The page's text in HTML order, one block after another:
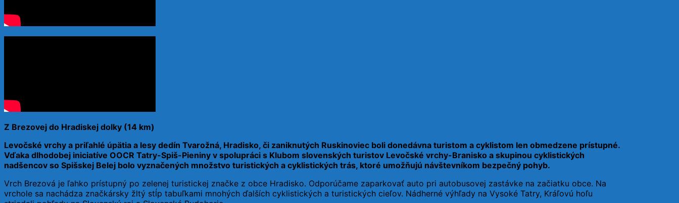
Z Brezovej do Hradiskej dolky (14 km)
Levočské vrchy a priľahlé úpätia a lesy dedín Tvarožná, Hradisko, či zaniknutých Ruskinoviec boli donedávna turistom a cyklistom len obmedzene prístupné.
Vďaka dlhodobej iniciatíve OOCR Tatry-Spiš-Pieniny v spolupráci s Klubom slovenských turistov Levočské vrchy-Branisko a skupinou cyklistických
nadšencov so Spišskej Belej bolo vyznačených množstvo turistických a cyklistických trás, ktoré umožňujú návštevníkom bezpečný pohyb.
Vrch Brezová je ľahko prístupný po zelenej turistickej značke z obce Hradisko. Odporúčame zaparkovať auto pri autobusovej zastávke na začiatku obce. Na
vrchole sa nachádza značkársky žltý stĺp tabuľkami mnohých ďalších cyklistických a turistických cieľov. Nádherné výhľady na Vysoké Tatry, Kráľovú hoľu